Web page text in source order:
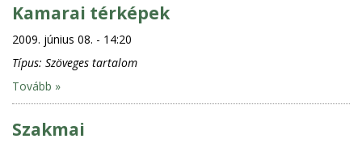
Kamarai térképek
2009. június 08. - 14:20
Típus: Szöveges tartalom
Tovább »
Szakmai